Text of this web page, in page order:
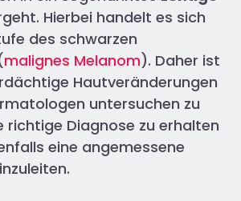
Hierbei handelt es sich
des schwarzen
malignes Melanom). Daher ist
Hautveränderungen
untersuchen zu
richtige Diagnose zu erhalten
eine angemessene